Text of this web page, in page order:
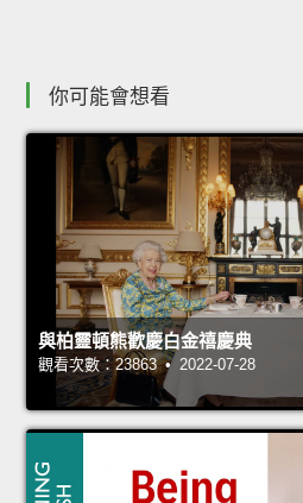
你可能會想看
與柏靈頓熊歡慶白金禧慶典
觀看次數：23863 • 2022-07-28